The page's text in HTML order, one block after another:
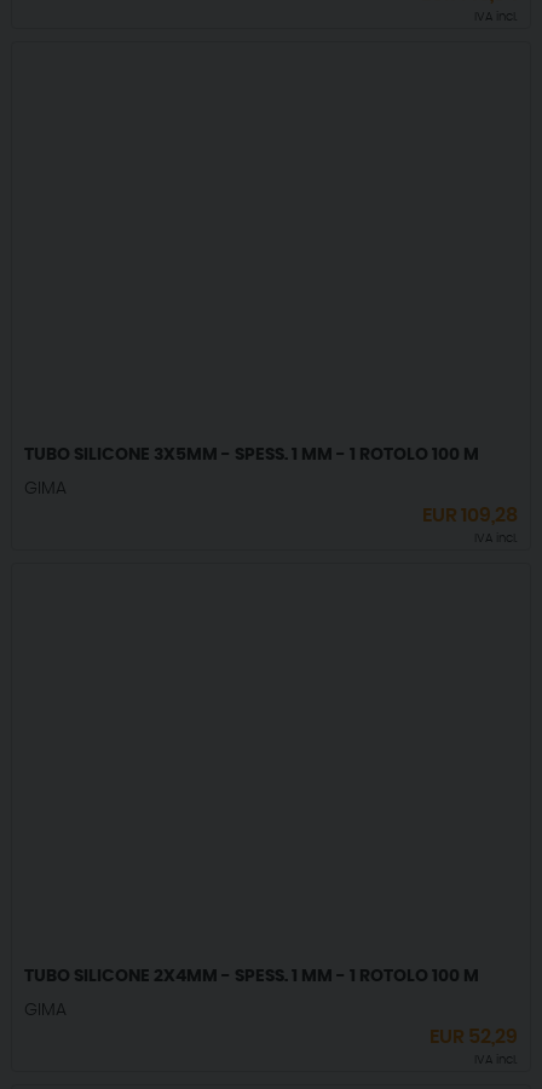
IVA incl.
TUBO SILICONE 3X5MM - SPESS. 1 MM - 1 ROTOLO 100 M
GIMA
EUR109,28
IVA incl.
TUBO SILICONE 2X4MM - SPESS. 1 MM - 1 ROTOLO 100 M
GIMA
EUR 52,29
IVA incl.